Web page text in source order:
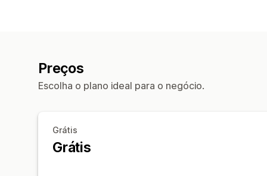
Preços
Escolha o plano ideal para o negócio.
Grátis
Grátis